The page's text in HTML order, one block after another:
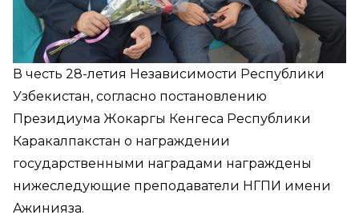
В честь 28-летия Независимости Республики
Узбекистан, согласно постановлению
Президиума Жокаргы Кенгеса Республики
Каракалпакстан о награждении
государственными наградами награждены
нижеследующие преподаватели НГПИ имени
Ажинияза.